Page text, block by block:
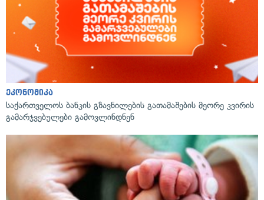
ეკონომიკა
საქართველოს ბანკის გზავნილების გათამაშების მეორე კვირის
გამარჯვებულები გამოვლინდნენ